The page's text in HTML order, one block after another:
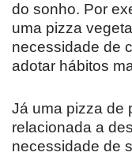
do sonho. Por
uma pizza
necessidade de
adotar hábitos
Já uma pizza de
relacionada a
necessidade de